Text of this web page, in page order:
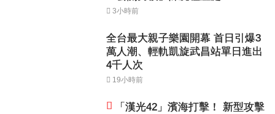
3小時前
全台最大親子樂園開幕 首日引爆3
萬人潮、輕軌凱旋武昌站單日進出
4千人次
19小時前
「漢光42」濱海打擊！ 新型攻擊